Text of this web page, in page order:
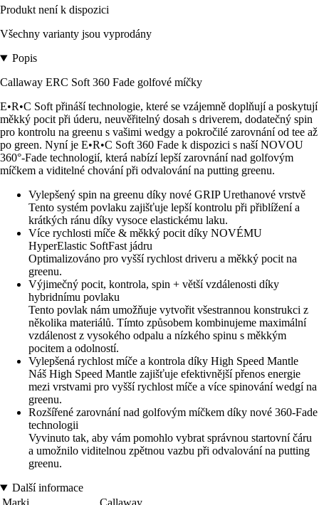
Produkt není k dispozici
Všechny varianty jsou vyprodány
Popis
Callaway ERC Soft 360 Fade golfové míčky
E•R•C Soft přináší technologie, které se vzájemně doplňují a poskytují
měkký pocit při úderu, neuvěřitelný dosah s driverem, dodatečný spin
pro kontrolu na greenu s vašimi wedgy a pokročilé zarovnání od tee až
po green. Nyní je E•R•C Soft 360 Fade k dispozici s naší NOVOU
360°-Fade technologií, která nabízí lepší zarovnání nad golfovým
míčkem a viditelné chování při odvalování na putting greenu.
Vylepšený spin na greenu díky nové GRIP Urethanové vrstvě
Tento systém povlaku zajišťuje lepší kontrolu při přiblížení a
krátkých ránu díky vysoce elastickému laku.
Více rychlosti míče & měkký pocit díky NOVÉMU
HyperElastic SoftFast jádru
Optimalizováno pro vyšší rychlost driveru a měkký pocit na
greenu.
Výjimečný pocit, kontrola, spin + větší vzdálenosti díky
hybridnímu povlaku
Tento povlak nám umožňuje vytvořit všestrannou konstrukci z
několika materiálů. Tímto způsobem kombinujeme maximální
vzdálenost z vysokého odpalu a nízkého spinu s měkkým
pocitem a odolností.
Vylepšená rychlost míče a kontrola díky High Speed Mantle
Náš High Speed Mantle zajišťuje efektivnější přenos energie
mezi vrstvami pro vyšší rychlost míče a více spinování wedgí na
greenu.
Rozšířené zarovnání nad golfovým míčkem díky nové 360-Fade
technologii
Vyvinuto tak, aby vám pomohlo vybrat správnou startovní čáru
a umožnilo viditelnou zpětnou vazbu při odvalování na putting
greenu.
Další informace